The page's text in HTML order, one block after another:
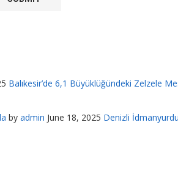
Balıkesir’de 6,1 Büyüklüğündeki Zelzele
by admin June 18, 2025 Denizli İdmanyurdu